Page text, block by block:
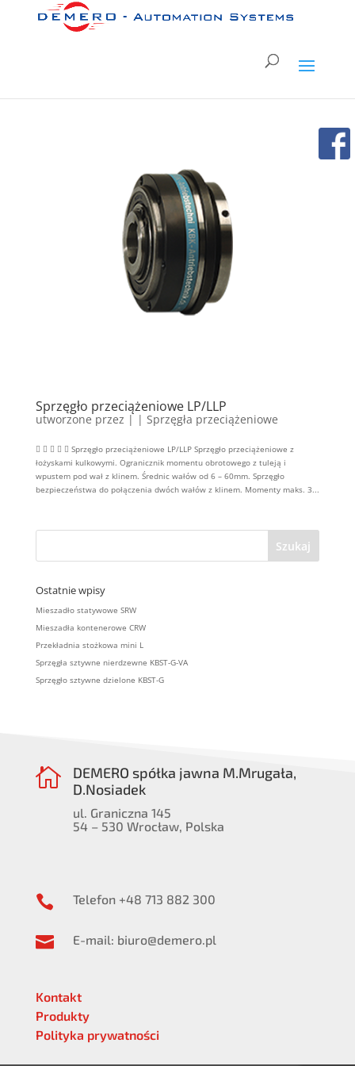
Sprzęgło przeciążeniowe LP/LLP
utworzone przez | | Sprzęgła przeciążeniowe
     Sprzęgło przeciążeniowe LP/LLP Sprzęgło przeciążeniowe z
łożyskami kulkowymi. Ogranicznik momentu obrotowego z tuleją i
wpustem pod wał z klinem. Średnic wałów od 6 – 60mm. Sprzęgło
bezpieczeństwa do połączenia dwóch wałów z klinem. Momenty maks. 3...
Ostatnie wpisy
Mieszadło statywowe SRW
Mieszadła kontenerowe CRW
Przekładnia stożkowa mini L
Sprzęgła sztywne nierdzewne KBST-G-VA
Sprzęgło sztywne dzielone KBST-G

DEMERO spółka jawna M.Mrugała,
D.Nosiadek
ul. Graniczna 145
54 – 530 Wrocław, Polska
 Telefon +48 713 882 300
 E-mail: biuro@demero.pl
Kontakt
Produkty
Polityka prywatności